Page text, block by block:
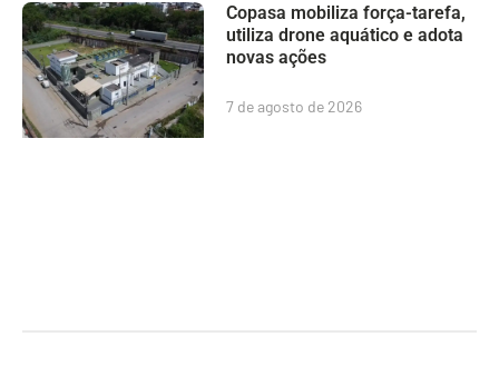
Copasa mobiliza força-tarefa,
utiliza drone aquático e adota
novas ações
7 de agosto de 2026